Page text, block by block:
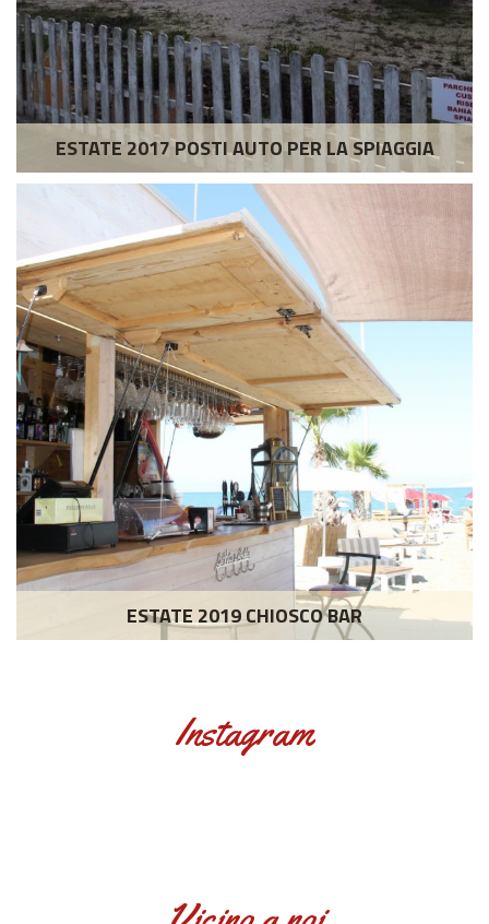
ESTATE 2017 POSTI AUTO PER LA SPIAGGIA
ESTATE 2019 CHIOSCO BAR
Instagram